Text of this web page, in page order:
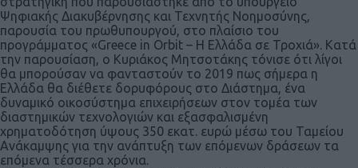
Ψηφιακής Διακυβέρνησης και Τεχνητής Νοημοσύνης,
παρουσία του πρωθυπουργού, στο πλαίσιο του
προγράμματος «Greece in Orbit – Η Ελλάδα σε Τροχιά». Κατά
την παρουσίαση, ο Κυριάκος Μητσοτάκης τόνισε ότι λίγοι
θα μπορούσαν να φανταστούν το 2019 πως σήμερα η
Ελλάδα θα διέθετε δορυφόρους στο Διάστημα, ένα
δυναμικό οικοσύστημα επιχειρήσεων στον τομέα των
διαστημικών τεχνολογιών και εξασφαλισμένη
χρηματοδότηση ύψους 350 εκατ. ευρώ μέσω του Ταμείου
Ανάκαμψης για την ανάπτυξη των επόμενων δράσεων τα
επόμενα τέσσερα χρόνια.